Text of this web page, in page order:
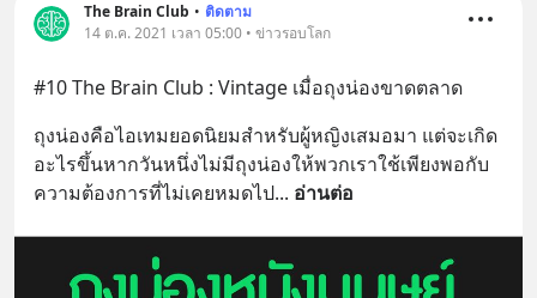
The Brain Club • ติดตาม
14 ต.ค. 2021 เวลา 05:00 • ข่าวรอบโลก
#10 The Brain Club : Vintage เมื่อถุงน่องขาดตลาด
ถุงน่องคือไอเทมยอดนิยมสำหรับผู้หญิงเสมอมา แต่จะเกิด
อะไรขึ้นหากวันหนึ่งไม่มีถุงน่องให้พวกเราใช้เพียงพอกับ
ความต้องการที่ไม่เคยหมดไป... อ่านต่อ